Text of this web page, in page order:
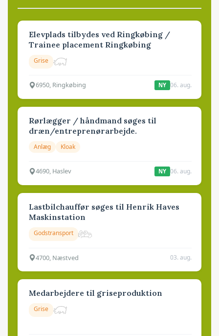
Elevplads tilbydes ved Ringkøbing /
Trainee placement Ringkøbing
Grise
6950, Ringkøbing NY 06. aug.
Rørlægger / håndmand søges til
dræn/entreprenørarbejde.
Anlæg Kloak
4690, Haslev NY 06. aug.
Lastbilchauffør søges til Henrik Haves
Maskinstation
Godstransport
4700, Næstved 03. aug.
Medarbejdere til griseproduktion
Grise